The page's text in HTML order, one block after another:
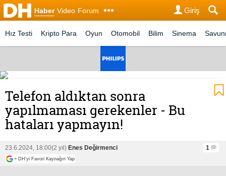
Haber Video Forum Giriş
Hız Testi Kripto Para Oyun Otomobil Bilim Sinema
Telefon aldıktan sonra
yapılmaması gerekenler - Bu
hataları yapmayın!
23.6.2024, 18:00(2 yıl) Enes Değirmenci 1
+ DH'yi Favori Kaynağın Yap